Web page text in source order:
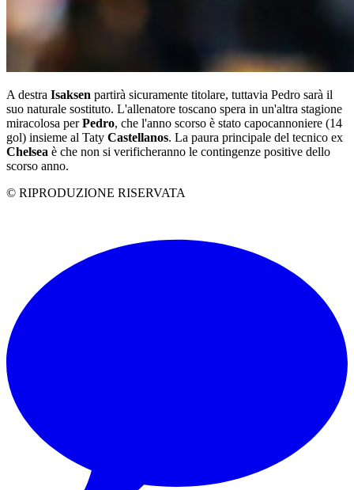
A destra Isaksen partirà sicuramente titolare, tuttavia Pedro sarà il
suo naturale sostituto. L'allenatore toscano spera in un'altra stagione
miracolosa perPedro, che l'anno scorso è stato capocannoniere (14
gol) insieme al Taty Castellanos. La paura principale del tecnico ex
Chelsea è che non si verificheranno le contingenze positive dello
scorso anno.
© RIPRODUZIONE RISERVATA